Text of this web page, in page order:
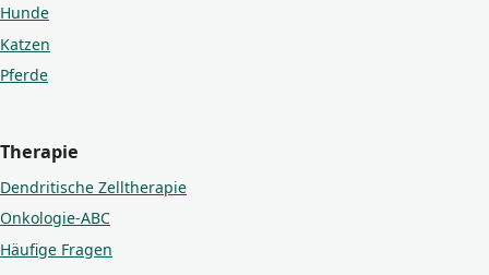
Hunde
Katzen
Pferde
Therapie
Dendritische Zelltherapie
Onkologie-ABC
Häufige Fragen